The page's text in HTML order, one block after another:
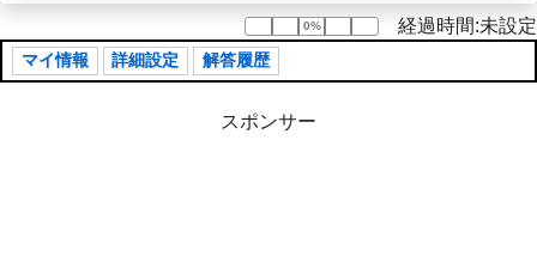
0%
0% 経過時間:未設定
マイ情報 詳細設定 解答履歴
スポンサー